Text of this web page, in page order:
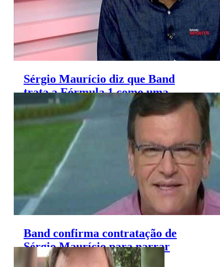
Sérgio Maurício diz que Band
trata a Fórmula 1 como uma
rainha
Band confirma contratação de
Sérgio Maurício para narrar
corridas da F1